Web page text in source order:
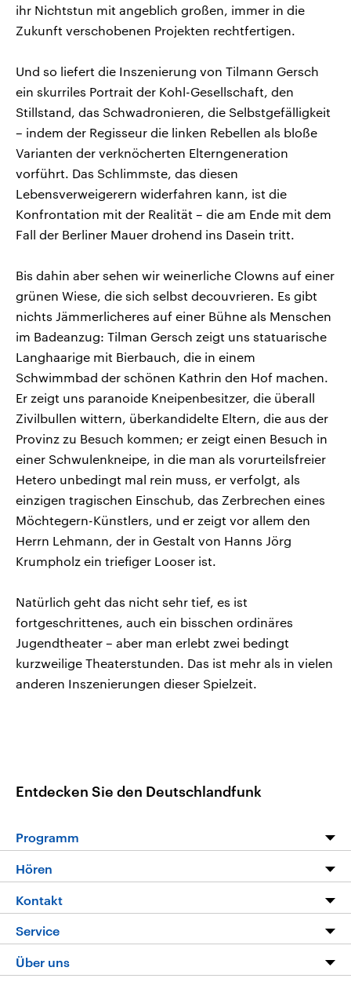
ihr Nichtstun mit angeblich großen, immer in die
Zukunft verschobenen Projekten rechtfertigen.
Und so liefert die Inszenierung von Tilmann Gersch
ein skurriles Portrait der Kohl-Gesellschaft, den
Stillstand, das Schwadronieren, die Selbstgefälligkeit
– indem der Regisseur die linken Rebellen als bloße
Varianten der verknöcherten Elterngeneration
vorführt. Das Schlimmste, das diesen
Lebensverweigerern widerfahren kann, ist die
Konfrontation mit der Realität – die am Ende mit dem
Fall der Berliner Mauer drohend ins Dasein tritt.
Bis dahin aber sehen wir weinerliche Clowns auf einer
grünen Wiese, die sich selbst decouvrieren. Es gibt
nichts Jämmerlicheres auf einer Bühne als Menschen
im Badeanzug: Tilman Gersch zeigt uns statuarische
Langhaarige mit Bierbauch, die in einem
Schwimmbad der schönen Kathrin den Hof machen.
Er zeigt uns paranoide Kneipenbesitzer, die überall
Zivilbullen wittern, überkandidelte Eltern, die aus der
Provinz zu Besuch kommen; er zeigt einen Besuch in
einer Schwulenkneipe, in die man als vorurteilsfreier
Hetero unbedingt mal rein muss, er verfolgt, als
einzigen tragischen Einschub, das Zerbrechen eines
Möchtegern-Künstlers, und er zeigt vor allem den
Herrn Lehmann, der in Gestalt von Hanns Jörg
Krumpholz ein triefiger Looser ist.
Natürlich geht das nicht sehr tief, es ist
fortgeschrittenes, auch ein bisschen ordinäres
Jugendtheater – aber man erlebt zwei bedingt
kurzweilige Theaterstunden. Das ist mehr als in vielen
anderen Inszenierungen dieser Spielzeit.
Entdecken Sie den Deutschlandfunk
Programm
Die Nachrichten
Nachrichtenleicht
Neue Beiträge auf dlf.de
Hören
Livestream
Podcasts
Deutschlandfunk App
Kontakt
Hörerservice
Service
FAQ
Über uns